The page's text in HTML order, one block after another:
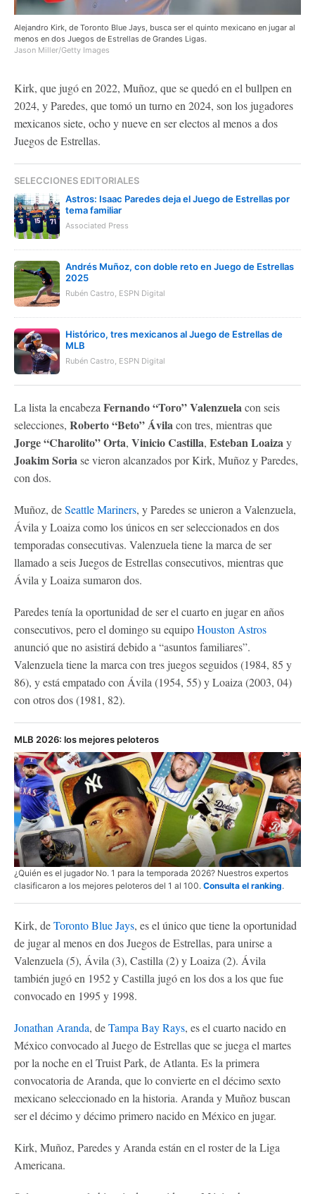
Alejandro Kirk, de Toronto Blue Jays, busca ser el quinto mexicano en jugar al
menos en dos Juegos de Estrellas de Grandes Ligas.
Jason Miller/Getty Images
Kirk, que jugó en 2022, Muñoz, que se quedó en el bullpen en
2024, y Paredes, que tomó un turno en 2024, son los jugadores
mexicanos siete, ocho y nueve en ser electos al menos a dos
Juegos de Estrellas.
SELECCIONES EDITORIALES
Astros: Isaac Paredes deja el Juego de Estrellas por
tema familiar
Associated Press
Andrés Muñoz, con doble reto en Juego de Estrellas
2025
Rubén Castro, ESPN Digital
Histórico, tres mexicanos al Juego de Estrellas de
MLB
Rubén Castro, ESPN Digital
La lista la encabeza Fernando “Toro” Valenzuelacon seis
selecciones, Roberto “Beto” Ávilacon tres, mientras que
Jorge “Charolito” Orta, Vinicio Castilla, Esteban Loaizay
Joakim Soriase vieron alcanzados por Kirk, Muñoz y Paredes,
con dos.
Muñoz, deSeattle Mariners, y Paredes se unieron a Valenzuela,
Ávila y Loaiza como los únicos en ser seleccionados en dos
temporadas consecutivas. Valenzuela tiene la marca de ser
llamado a seis Juegos de Estrellas consecutivos, mientras que
Ávila y Loaiza sumaron dos.
Paredes tenía la oportunidad de ser el cuarto en jugar en años
consecutivos, pero el domingo su equipoHouston Astros
anunció que no asistirá debido a “asuntos familiares”.
Valenzuela tiene la marca con tres juegos seguidos (1984, 85 y
86), y está empatado con Ávila (1954, 55) y Loaiza (2003, 04)
con otros dos (1981, 82).
MLB 2026: los mejores peloteros
¿Quién es el jugador No. 1 para la temporada 2026? Nuestros expertos
clasificaron a los mejores peloteros del 1 al 100. Consulta el ranking.
Kirk, deToronto Blue Jays, es el único que tiene la oportunidad
de jugar al menos en dos Juegos de Estrellas, para unirse a
Valenzuela (5), Ávila (3), Castilla (2) y Loaiza (2). Ávila
también jugó en 1952 y Castilla jugó en los dos a los que fue
convocado en 1995 y 1998.
Jonathan Aranda, deTampa Bay Rays, es el cuarto nacido en
México convocado al Juego de Estrellas que se juega el martes
por la noche en el Truist Park, de Atlanta. Es la primera
convocatoria de Aranda, que lo convierte en el décimo sexto
mexicano seleccionado en la historia. Aranda y Muñoz buscan
ser el décimo y décimo primero nacido en México en jugar.
Kirk, Muñoz, Paredes y Aranda están en el roster de la Liga
Americana.